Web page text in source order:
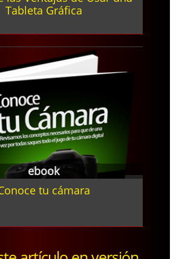
Tableta Gráfica
ebook
tu cámara